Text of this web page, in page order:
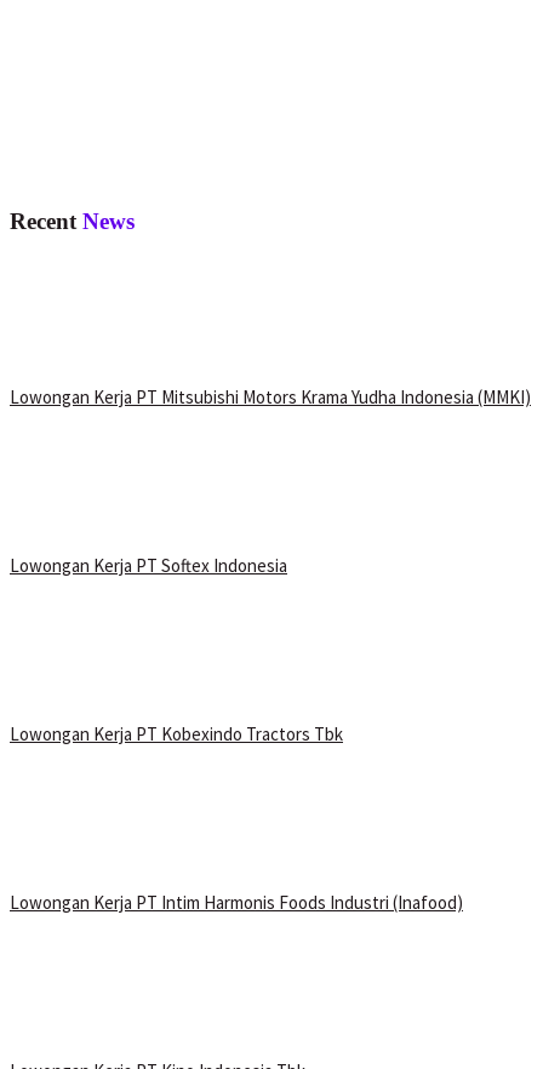
Recent News
Lowongan Kerja PT Mitsubishi Motors Krama Yudha Indonesia (MMKI)
Lowongan Kerja PT Softex Indonesia
Lowongan Kerja PT Kobexindo Tractors Tbk
Lowongan Kerja PT Intim Harmonis Foods Industri (Inafood)